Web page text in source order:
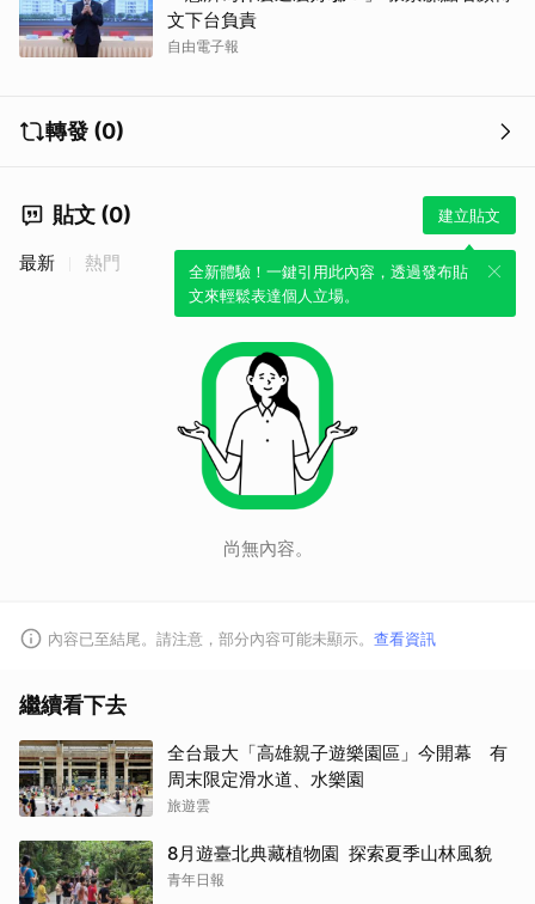
文下台負責
自由電子報
轉發 (0)
貼文 (0) 建立貼文
全新體驗！一鍵引用此內容，透過發布貼
文來輕鬆表達個人立場。
最新 熱門
尚無內容。
內容已至結尾。請注意，部分內容可能未顯示。 查看資訊
繼續看下去
全台最大「高雄親子遊樂園區」今開幕 有
周末限定滑水道、水樂園
旅遊雲
8月遊臺北典藏植物園 探索夏季山林風貌
青年日報